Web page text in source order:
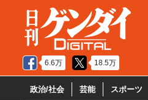
6.6万 18.5万
政治/社会 芸能 スポーツ